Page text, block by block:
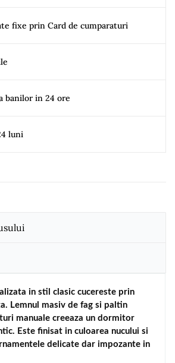
fixe prin Card de cumparaturi
banilor in 24 ore
luni
in stil clasic cucereste prin
Lemnul masiv de fag si paltin
manuale creeaza un dormitor
Este finisat in culoarea nucului si
delicate dar impozante in